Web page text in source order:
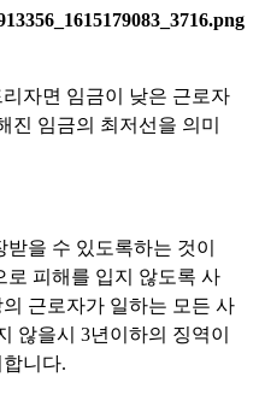
자면 임금이 낮은 근로자
진 임금의 최저선을 의미
받을 수 있도록하는 것이
로 피해를 입지 않도록 사
의 근로자가 일하는 모든 사
않을시 3년이하의 징역이
합니다.